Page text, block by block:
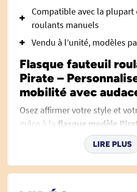
Compatible avec la plupart
roulants manuels
Vendu à l’unité, modèles
Flasque fauteuil
Pirate –
mobilité avec
Osez affirmer votre style et
grâce à la flasque modèle
roulant. Plus qu’un simple
est l’atout idéal pour
quotidien, donner du
LIRE PLUS